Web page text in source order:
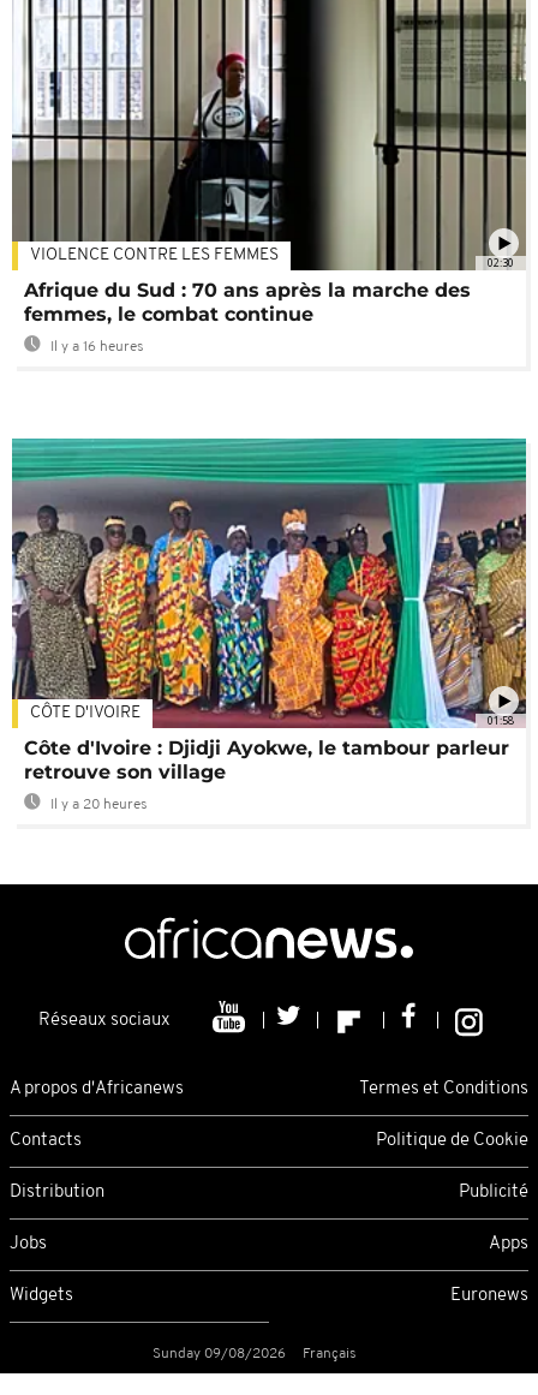
02:30
VIOLENCE CONTRE LES FEMMES
Afrique du Sud : 70 ans après la marche des
femmes, le combat continue
Il y a 16 heures
01:58
CÔTE D'IVOIRE
Côte d'Ivoire : Djidji Ayokwe, le tambour parleur
retrouve son village
Il y a 20 heures
Réseaux sociaux
A propos d'Africanews Termes et Conditions
Contacts Politique de Cookie
Distribution Publicité
Jobs Apps
Widgets Euronews
Sunday 09/08/2026